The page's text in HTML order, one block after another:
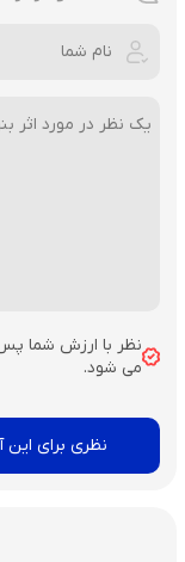
نظر با ارزش شما
می شود.
نظری برای این